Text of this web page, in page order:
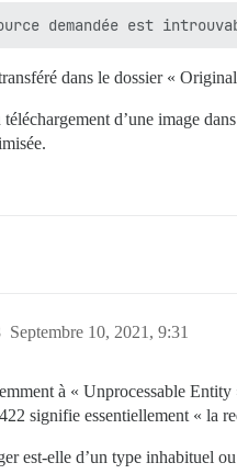
dans le dossier «
d’une image
Septembre 10, 2021, 9:31
à « Unprocessable
signifie essentiellement « la
est-elle d’un type inhabituel